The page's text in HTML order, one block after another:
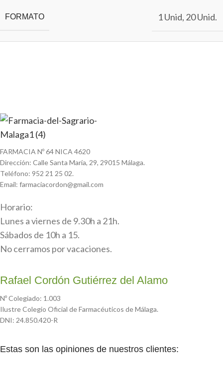
FORMATO 1 Unid, 20 Unid.
FARMACIA Nº 64 NICA 4620
Dirección: Calle Santa María, 29, 29015 Málaga.
Teléfono: 952 21 25 02.
Email: farmaciacordon@gmail.com
Horario:
Lunes a viernes de 9.30h a 21h.
Sábados de 10h a 15.
No cerramos por vacaciones.
Rafael Cordón Gutiérrez del Alamo
Nº Colegiado: 1.003
Ilustre Colegio Oficial de Farmacéuticos de Málaga.
DNI: 24.850.420-R
Estas son las opiniones de nuestros clientes: